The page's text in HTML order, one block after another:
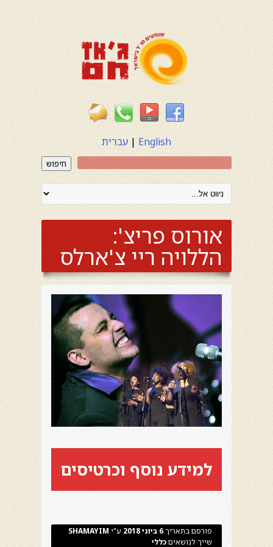
English
| עברית
חיפוש
אורוס פריצ':
הללויה ריי צ'ארלס
למידע נוסף וכרטיסים
פורסם בתאריך6 ביוני 2018 ע"י SHAMAYIM
שייך לנושאיםכללי